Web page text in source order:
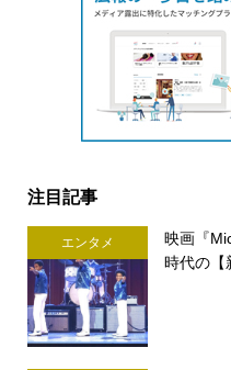
注目記事
エンタメ
映画『
時代の【